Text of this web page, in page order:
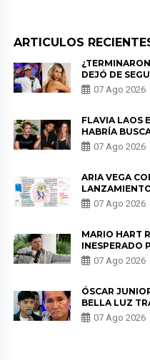
ARTICULOS
DEJÓ DE
HERRERA Y
DE PÓDCAST
07 Ago 2026
FLAVIA LAOS
HABRÍA
HEREDIA CON
DE LAS
07 Ago 2026
ARIA VEGA
07 Ago 2026
MARIO HART
INESPERADO
SALUD ANTES
KORINA: “ME
07 Ago 2026
ÓSCAR
BELLA LUZ
PADRE POR
NALDY
07 Ago 2026